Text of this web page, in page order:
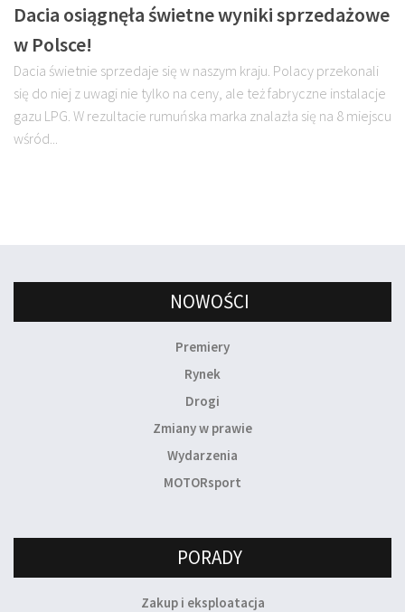
Dacia osiągnęła świetne wyniki sprzedażowe
w Polsce!
Dacia świetnie sprzedaje się w naszym kraju. Polacy przekonali
się do niej z uwagi nie tylko na ceny, ale też fabryczne instalacje
gazu LPG. W rezultacie rumuńska marka znalazła się na 8 miejscu
wśród...
NOWOŚCI
Premiery
Rynek
Drogi
Zmiany w prawie
Wydarzenia
MOTORsport
PORADY
Zakup i eksploatacja